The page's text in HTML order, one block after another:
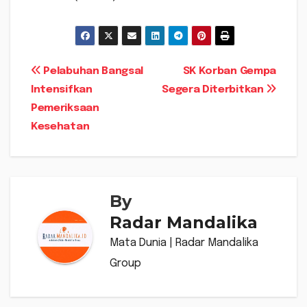
Navigasi
pos
SK Korban Gempa
Segera Diterbitkan
Pelabuhan Bangsal
Intensifkan
Pemeriksaan
Kesehatan
By
Radar Mandalika
Mata Dunia | Radar Mandalika
Group